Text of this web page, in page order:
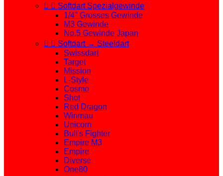
  Softdart Spezialgewinde
1/4" Grosses Gewinde
M3 Gewinde
No.5 Gewinde Japan
  Softdart → Steeldart
Swissdart
Target
Mission
L-Style
Cosmo
Shot
Red Dragon
Winmau
Unicorn
Bull's Fighter
Empire M3
Empire
Diverse
One80